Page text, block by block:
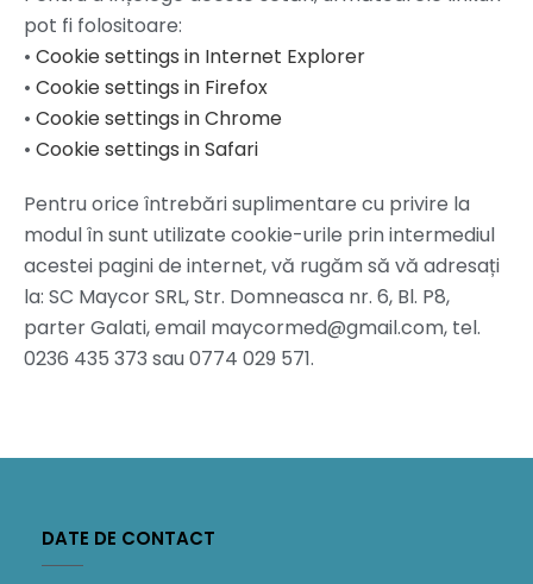
pot fi folositoare:
• Cookie settings in Internet Explorer
• Cookie settings in Firefox
• Cookie settings in Chrome
• Cookie settings in Safari
Pentru orice întrebări suplimentare cu privire la
modul în sunt utilizate cookie-urile prin intermediul
acestei pagini de internet, vă rugăm să vă adresați
la: SC Maycor SRL, Str. Domneasca nr. 6, Bl. P8,
parter Galati, email maycormed@gmail.com, tel.
0236 435 373 sau 0774 029 571.
DATE DE CONTACT